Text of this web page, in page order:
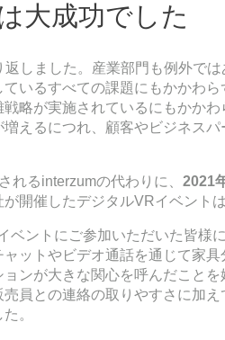
大成功でした
しました。産業部門も例外で
いるすべての課題にもかかわ
略が実施されているにもかか
えるにつれ、顧客やビジネス
れるinterzumの代わりに、 2021
開催したデジタルVRイベント
ベントにご参加いただいた皆様
ットやビデオ通話を通じて家
ンが大きな関心を呼んだこと
員との連絡の取りやすさに加
。